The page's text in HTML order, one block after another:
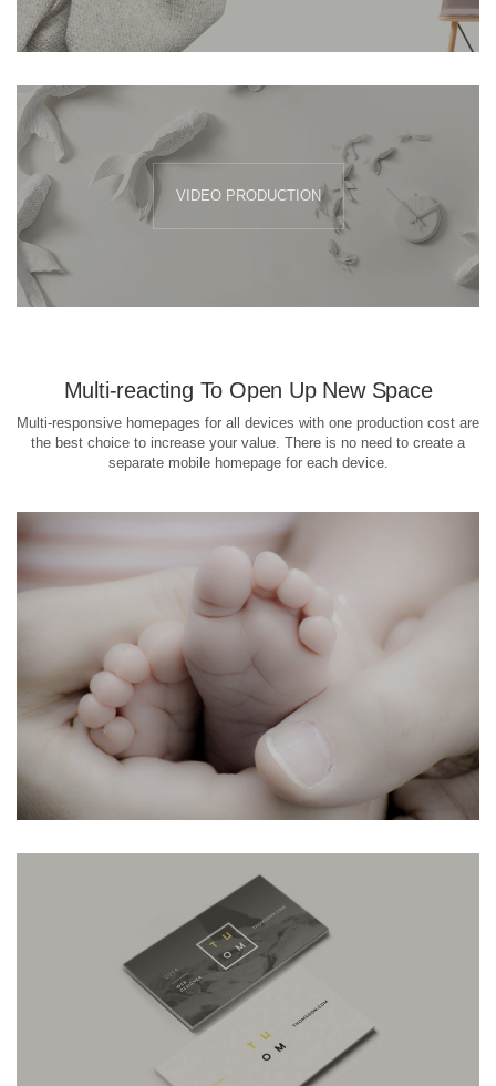
VIDEO PRODUCTION
Multi-reacting To Open Up New Space
Multi-responsive homepages for all devices with one production cost are
the best choice to increase your value. There is no need to create a
separate mobile homepage for each device.